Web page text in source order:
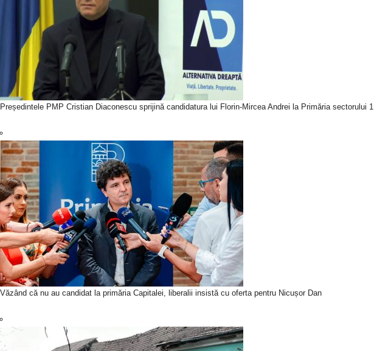
Președintele PMP Cristian Diaconescu sprijină candidatura lui Florin-Mircea Andrei la Primăria sectorului 1
Văzând că nu au candidat la primăria Capitalei, liberalii insistă cu oferta pentru Nicușor Dan